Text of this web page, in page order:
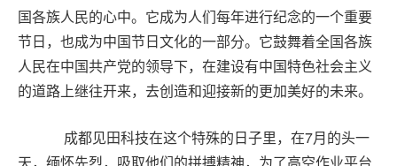
国各族人民的心中。它成为人们每年进行纪念的一个重要
节日，也成为中国节日文化的一部分。它鼓舞着全国各族
人民在中国共产党的领导下，在建设有中国特色社会主义
的道路上继往开来，去创造和迎接新的更加美好的未来。
成都见田科技在这个特殊的日子里，在7月的头一